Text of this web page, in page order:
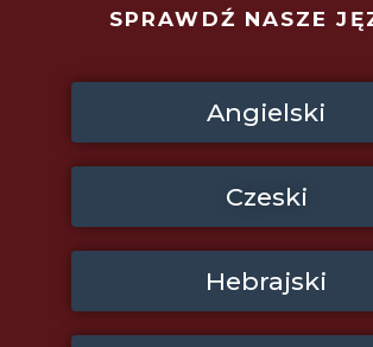
SPRAWDŹ NASZE
Angielski
Czeski
Hebrajski